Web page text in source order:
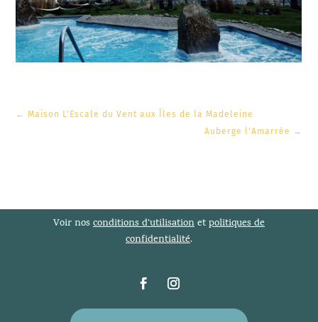
←Maison L'Escale du Vent aux Îles de la Madeleine
Auberge l'Amarrée →
Voir nosconditions d’utilisationetpolitiques de
confidentialité.